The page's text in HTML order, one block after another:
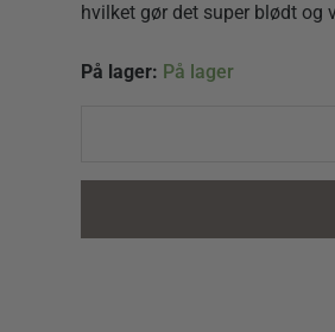
hvilket gør det super blødt og
På lager: På lager
Cool
Råhvid